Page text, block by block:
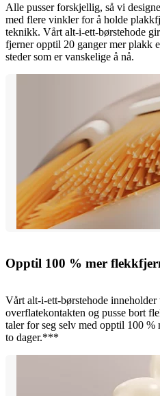
Alle pusser forskjellig, så vi
med flere vinkler for å holde
teknikk. Vårt alt-i-ett-børstehode
fjerner opptil 20 ganger mer plakk
steder som er vanskelige å nå.
Opptil 100 % mer
Vårt alt-i-ett-børstehode inneholder
overflatekontakten og pusse bort
taler for seg selv med opptil 100
to dager.***